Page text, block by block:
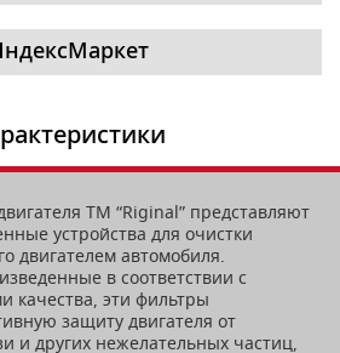
ТМ “Riginal” представляют
устройства для очистки
двигателем автомобиля.
в соответствии с
качества, эти фильтры
защиту двигателя от
и других нежелательных частиц,